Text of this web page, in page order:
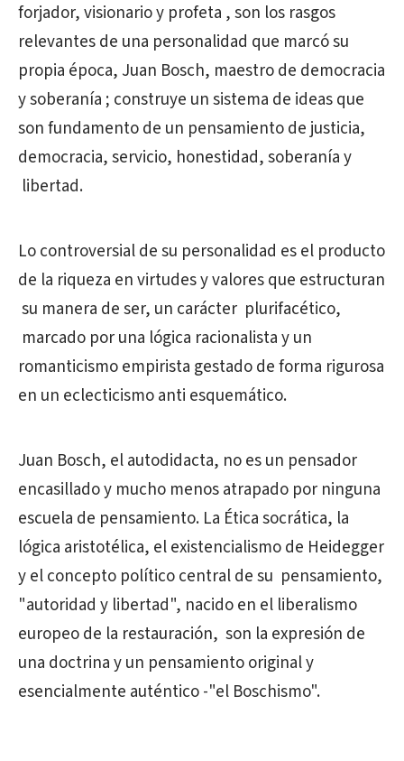
forjador, visionario y profeta , son los rasgos
relevantes de una personalidad que marcó su
propia época, Juan Bosch, maestro de democracia
y soberanía ; construye un sistema de ideas que
son fundamento de un pensamiento de justicia,
democracia, servicio, honestidad, soberanía y
libertad.
Lo controversial de su personalidad es el producto
de la riqueza en virtudes y valores que estructuran
su manera de ser, un carácter plurifacético,
marcado por una lógica racionalista y un
romanticismo empirista gestado de forma rigurosa
en un eclecticismo anti esquemático.
Juan Bosch, el autodidacta, no es un pensador
encasillado y mucho menos atrapado por ninguna
escuela de pensamiento. La Ética socrática, la
lógica aristotélica, el existencialismo de Heidegger
y el concepto político central de su pensamiento,
"autoridad y libertad", nacido en el liberalismo
europeo de la restauración, son la expresión de
una doctrina y un pensamiento original y
esencialmente auténtico -"el Boschismo".